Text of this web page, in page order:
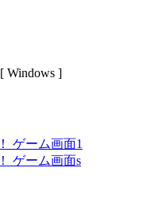
Windows ]